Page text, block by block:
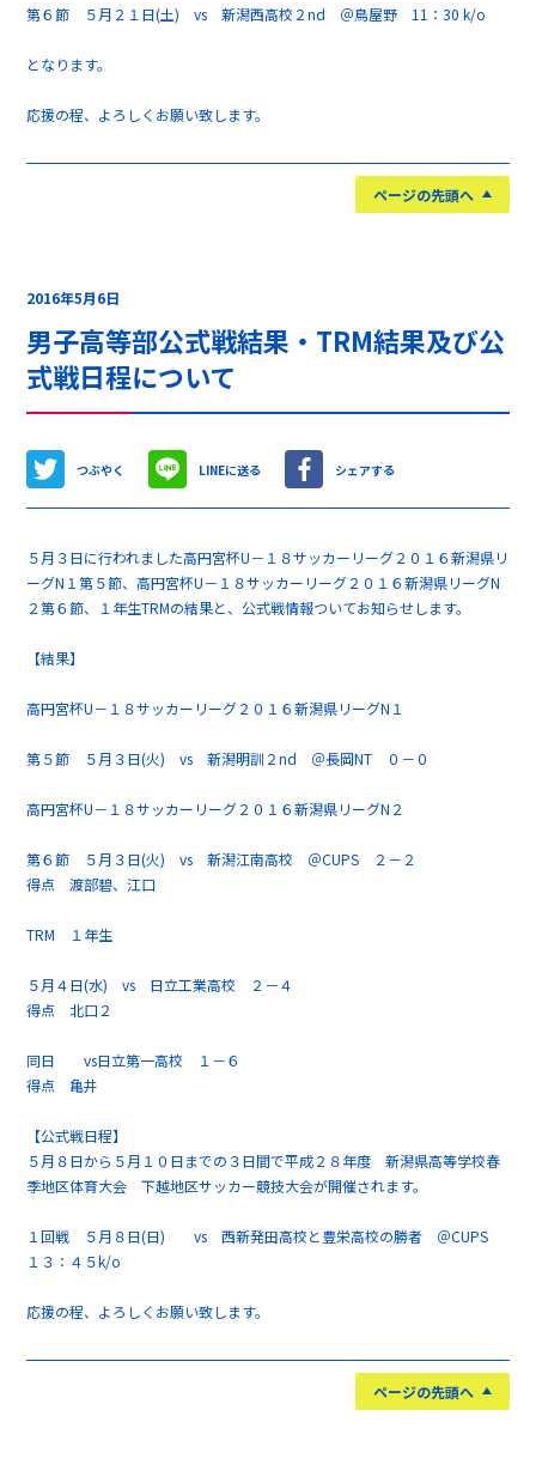
第６節 ５月２１日(土) vs 新潟西高校２nd ＠鳥屋野 11：30 k/o
となります。
応援の程、よろしくお願い致します。
ページの先頭へ
2016年5月6日
男子高等部公式戦結果・TRM結果及び公
式戦日程について
つぶやく LINEに送る シェアする
５月３日に行われました高円宮杯U－１８サッカーリーグ２０１６新潟県リ
ーグN１第５節、高円宮杯U－１８サッカーリーグ２０１６新潟県リーグN
２第６節、１年生TRMの結果と、公式戦情報ついてお知らせします。
【結果】
高円宮杯U－１８サッカーリーグ２０１６新潟県リーグN１
第５節 ５月３日(火) vs 新潟明訓２nd ＠長岡NT ０－０
高円宮杯U－１８サッカーリーグ２０１６新潟県リーグN２
第６節 ５月３日(火) vs 新潟江南高校 ＠CUPS ２－２
得点 渡部碧、江口
TRM １年生
５月４日(水) vs 日立工業高校 ２－４
得点 北口２
同日 vs日立第一高校 １－６
得点 亀井
【公式戦日程】
５月８日から５月１０日までの３日間で平成２８年度 新潟県高等学校春
季地区体育大会 下越地区サッカー競技大会が開催されます。
１回戦 ５月８日(日) vs 西新発田高校と豊栄高校の勝者 ＠CUPS
１３：４５k/o
応援の程、よろしくお願い致します。
ページの先頭へ